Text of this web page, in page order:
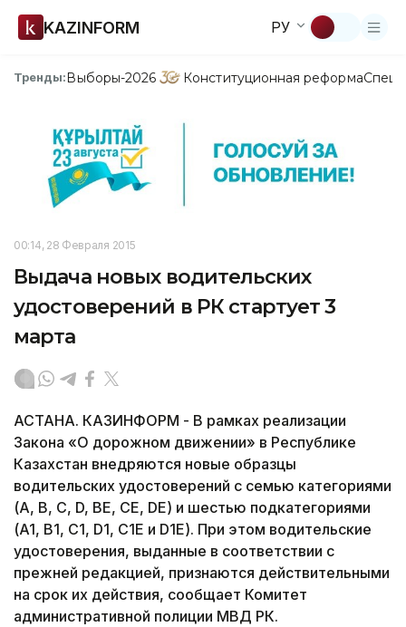
KAZINFORM РУ
Тренды:Выборы-2026 Конституционная реформа
00:14, 28 Февраля 2015
Выдача новых водительских
удостоверений в РК стартует 3
марта
АСТАНА. КАЗИНФОРМ - В рамках реализации
Закона «О дорожном движении» в Республике
Казахстан внедряются новые образцы
водительских удостоверений с семью категориями
(А, B, C, D, ВЕ, СЕ, DE) и шестью подкатегориями
(A1, B1, C1, D1, C1E и D1E). При этом водительские
удостоверения, выданные в соответствии с
прежней редакцией, признаются действительными
на срок их действия, сообщает Комитет
административной полиции МВД РК.